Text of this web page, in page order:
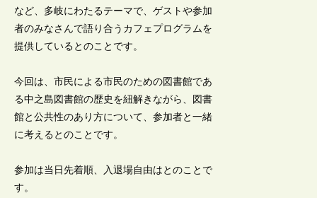
など、多岐にわたるテーマで、ゲストや参加
者のみなさんで語り合うカフェプログラムを
提供しているとのことです。
今回は、市民による市民のための図書館であ
る中之島図書館の歴史を紐解きながら、図書
館と公共性のあり方について、参加者と一緒
に考えるとのことです。
参加は当日先着順、入退場自由はとのことで
す。